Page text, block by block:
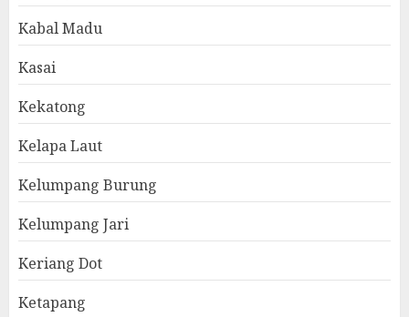
Kabal Madu
Kasai
Kekatong
Kelapa Laut
Kelumpang Burung
Kelumpang Jari
Keriang Dot
Ketapang